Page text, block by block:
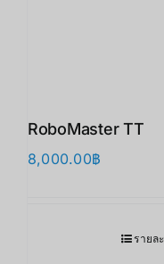
RoboMaster TT
8,000.00฿
รายล